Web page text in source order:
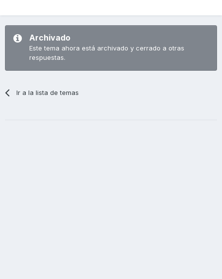
Archivado
Este tema ahora está archivado y cerrado a otras
respuestas.
Ir a la lista de temas